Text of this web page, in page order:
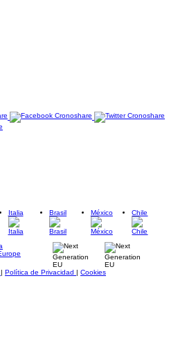
Italia Brasil México Chile
| Política de Privacidad | Cookies